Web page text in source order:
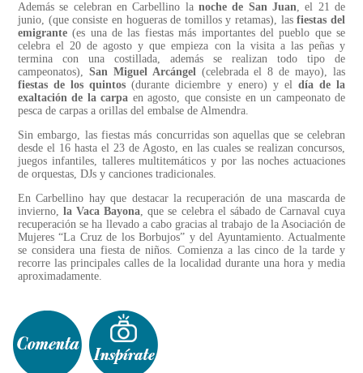
Además se celebran en Carbellino la noche de San Juan, el 21 de
junio, (que consiste en hogueras de tomillos y retamas), lasfiestas del
emigrante(es una de las fiestas más importantes del pueblo que se
celebra el 20 de agosto y que empieza con la visita a las peñas y
termina con una costillada, además se realizan todo tipo de
campeonatos), San Miguel Arcángel(celebrada el 8 de mayo), las
fiestas de los quintos (durante diciembre y enero) y el día de la
exaltación de la carpa en agosto, que consiste en un campeonato de
pesca de carpas a orillas del embalse de Almendra.
Sin embargo, las fiestas más concurridas son aquellas que se celebran
desde el 16 hasta el 23 de Agosto, en las cuales se realizan concursos,
juegos infantiles, talleres multitemáticos y por las noches actuaciones
de orquestas, DJs y canciones tradicionales.
En Carbellino hay que destacar la recuperación de una mascarda de
invierno, la Vaca Bayona, que se celebra el sábado de Carnaval cuya
recuperación se ha llevado a cabo gracias al trabajo de la Asociación de
Mujeres “La Cruz de los Borbujos” y del Ayuntamiento. Actualmente
se considera una fiesta de niños. Comienza a las cinco de la tarde y
recorre las principales calles de la localidad durante una hora y media
aproximadamente.